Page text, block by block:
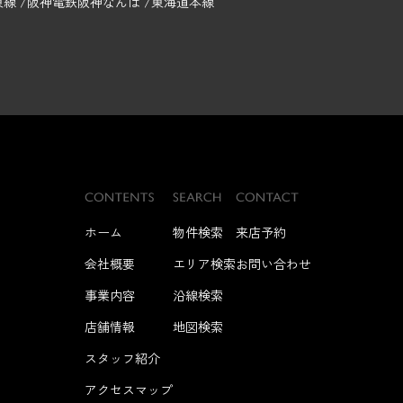
ホーム
会社概要
事業内容
店舗情報
スタッフ紹介
アクセスマップ
物件検索
エリア検索
沿線検索
地図検索
来店予約
お問い合わせ